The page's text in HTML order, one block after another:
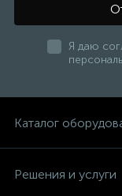
Я даю
Каталог
Решения и услуги